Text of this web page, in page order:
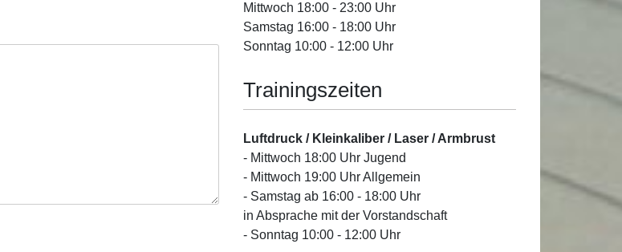
Mittwoch 18:00 - 23:00 Uhr
Samstag 16:00 - 18:00 Uhr
Sonntag 10:00 - 12:00 Uhr
Trainingszeiten
Luftdruck / Kleinkaliber / Laser / Armbrust
- Mittwoch 18:00 Uhr Jugend
- Mittwoch 19:00 Uhr Allgemein
- Samstag ab 16:00 - 18:00 Uhr
in Absprache mit der Vorstandschaft
- Sonntag 10:00 - 12:00 Uhr